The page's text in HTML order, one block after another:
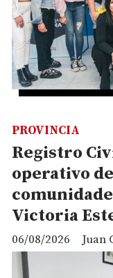
Registro
operativo
Victoria
Juan
PROVINCIA
06/08/2026